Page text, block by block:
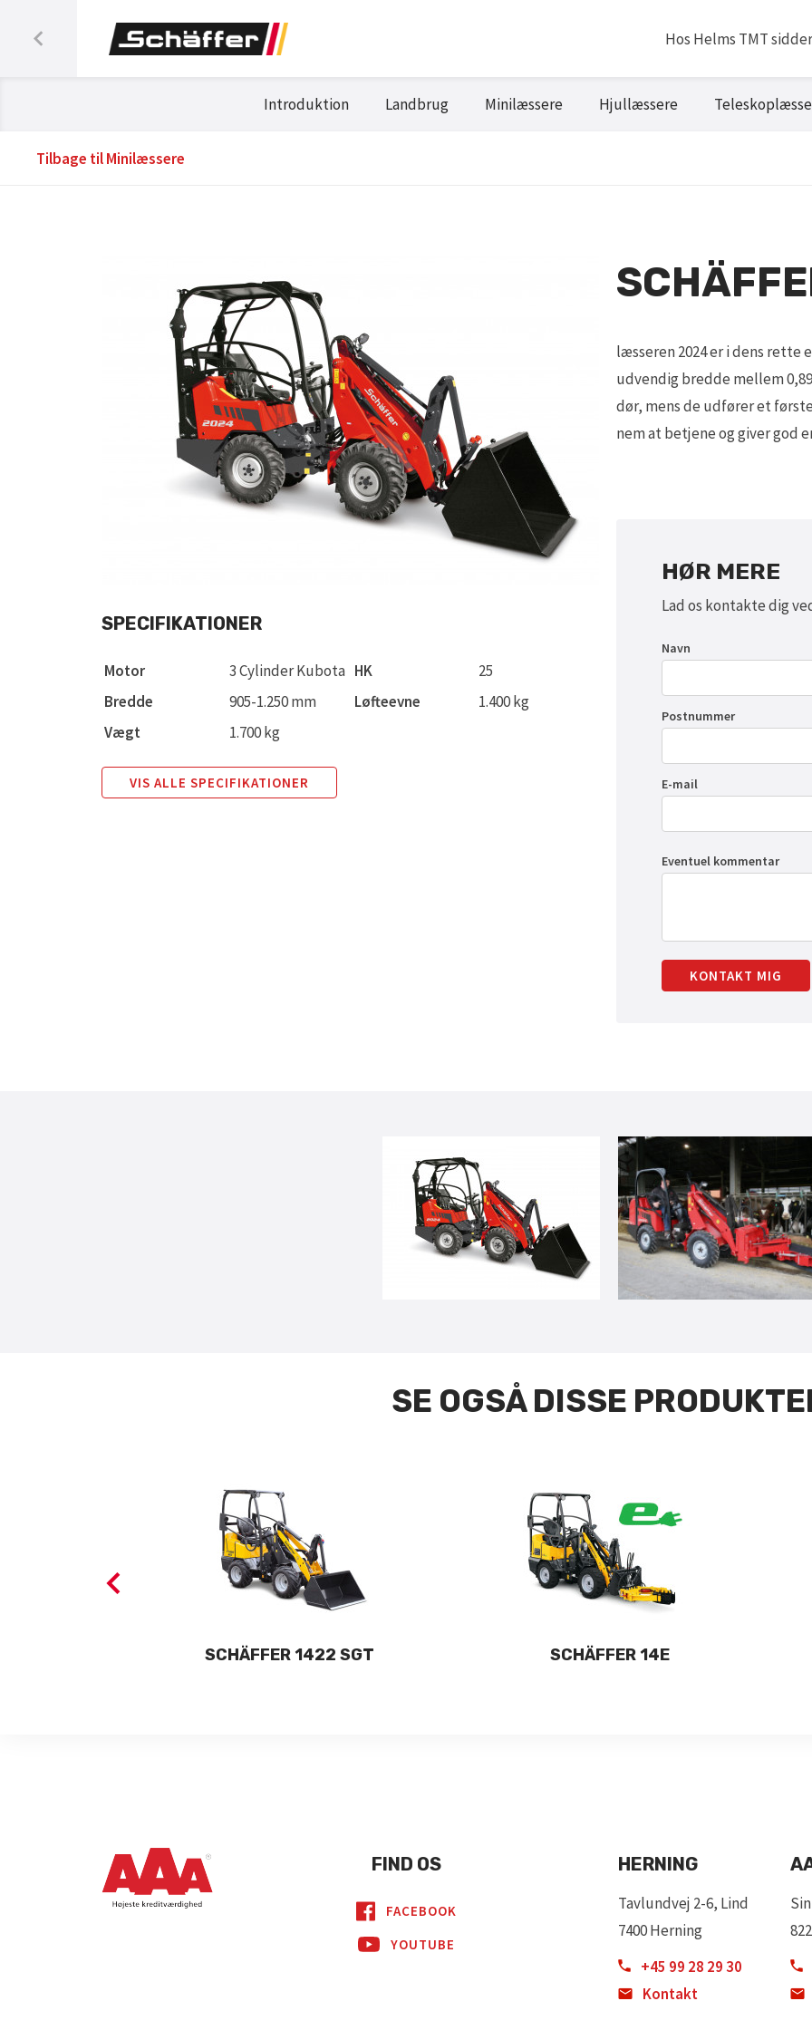
Hos Helms TMT
Introduktion Landbrug Minilæssere Hjullæssere
Tilbage til Minilæssere
SPECIFIKATIONER
Motor 3 Cylinder Kubota HK
25
Bredde
905-1.250 mm Løfteevne
1.400 kg
Vægt
1.700 kg
VIS ALLE SPECIFIKATIONER
læsseren 2024 er i dens rette
udvendig bredde mellem
dør, mens de udfører et
nem at betjene og giver god
HØR MERE
Lad os kontakte dig
Navn
Postnummer
E-mail
Eventuel kommentar
KONTAKT MIG
SE OGSÅ DISSE
SCHÄFFER 1422 SGT SCHÄFFER 14E
FIND OS
FACEBOOK
YOUTUBE
HERNING
Tavlundvej 2-6, Lind
7400 Herning
+45 99 28 29 30
Kontakt